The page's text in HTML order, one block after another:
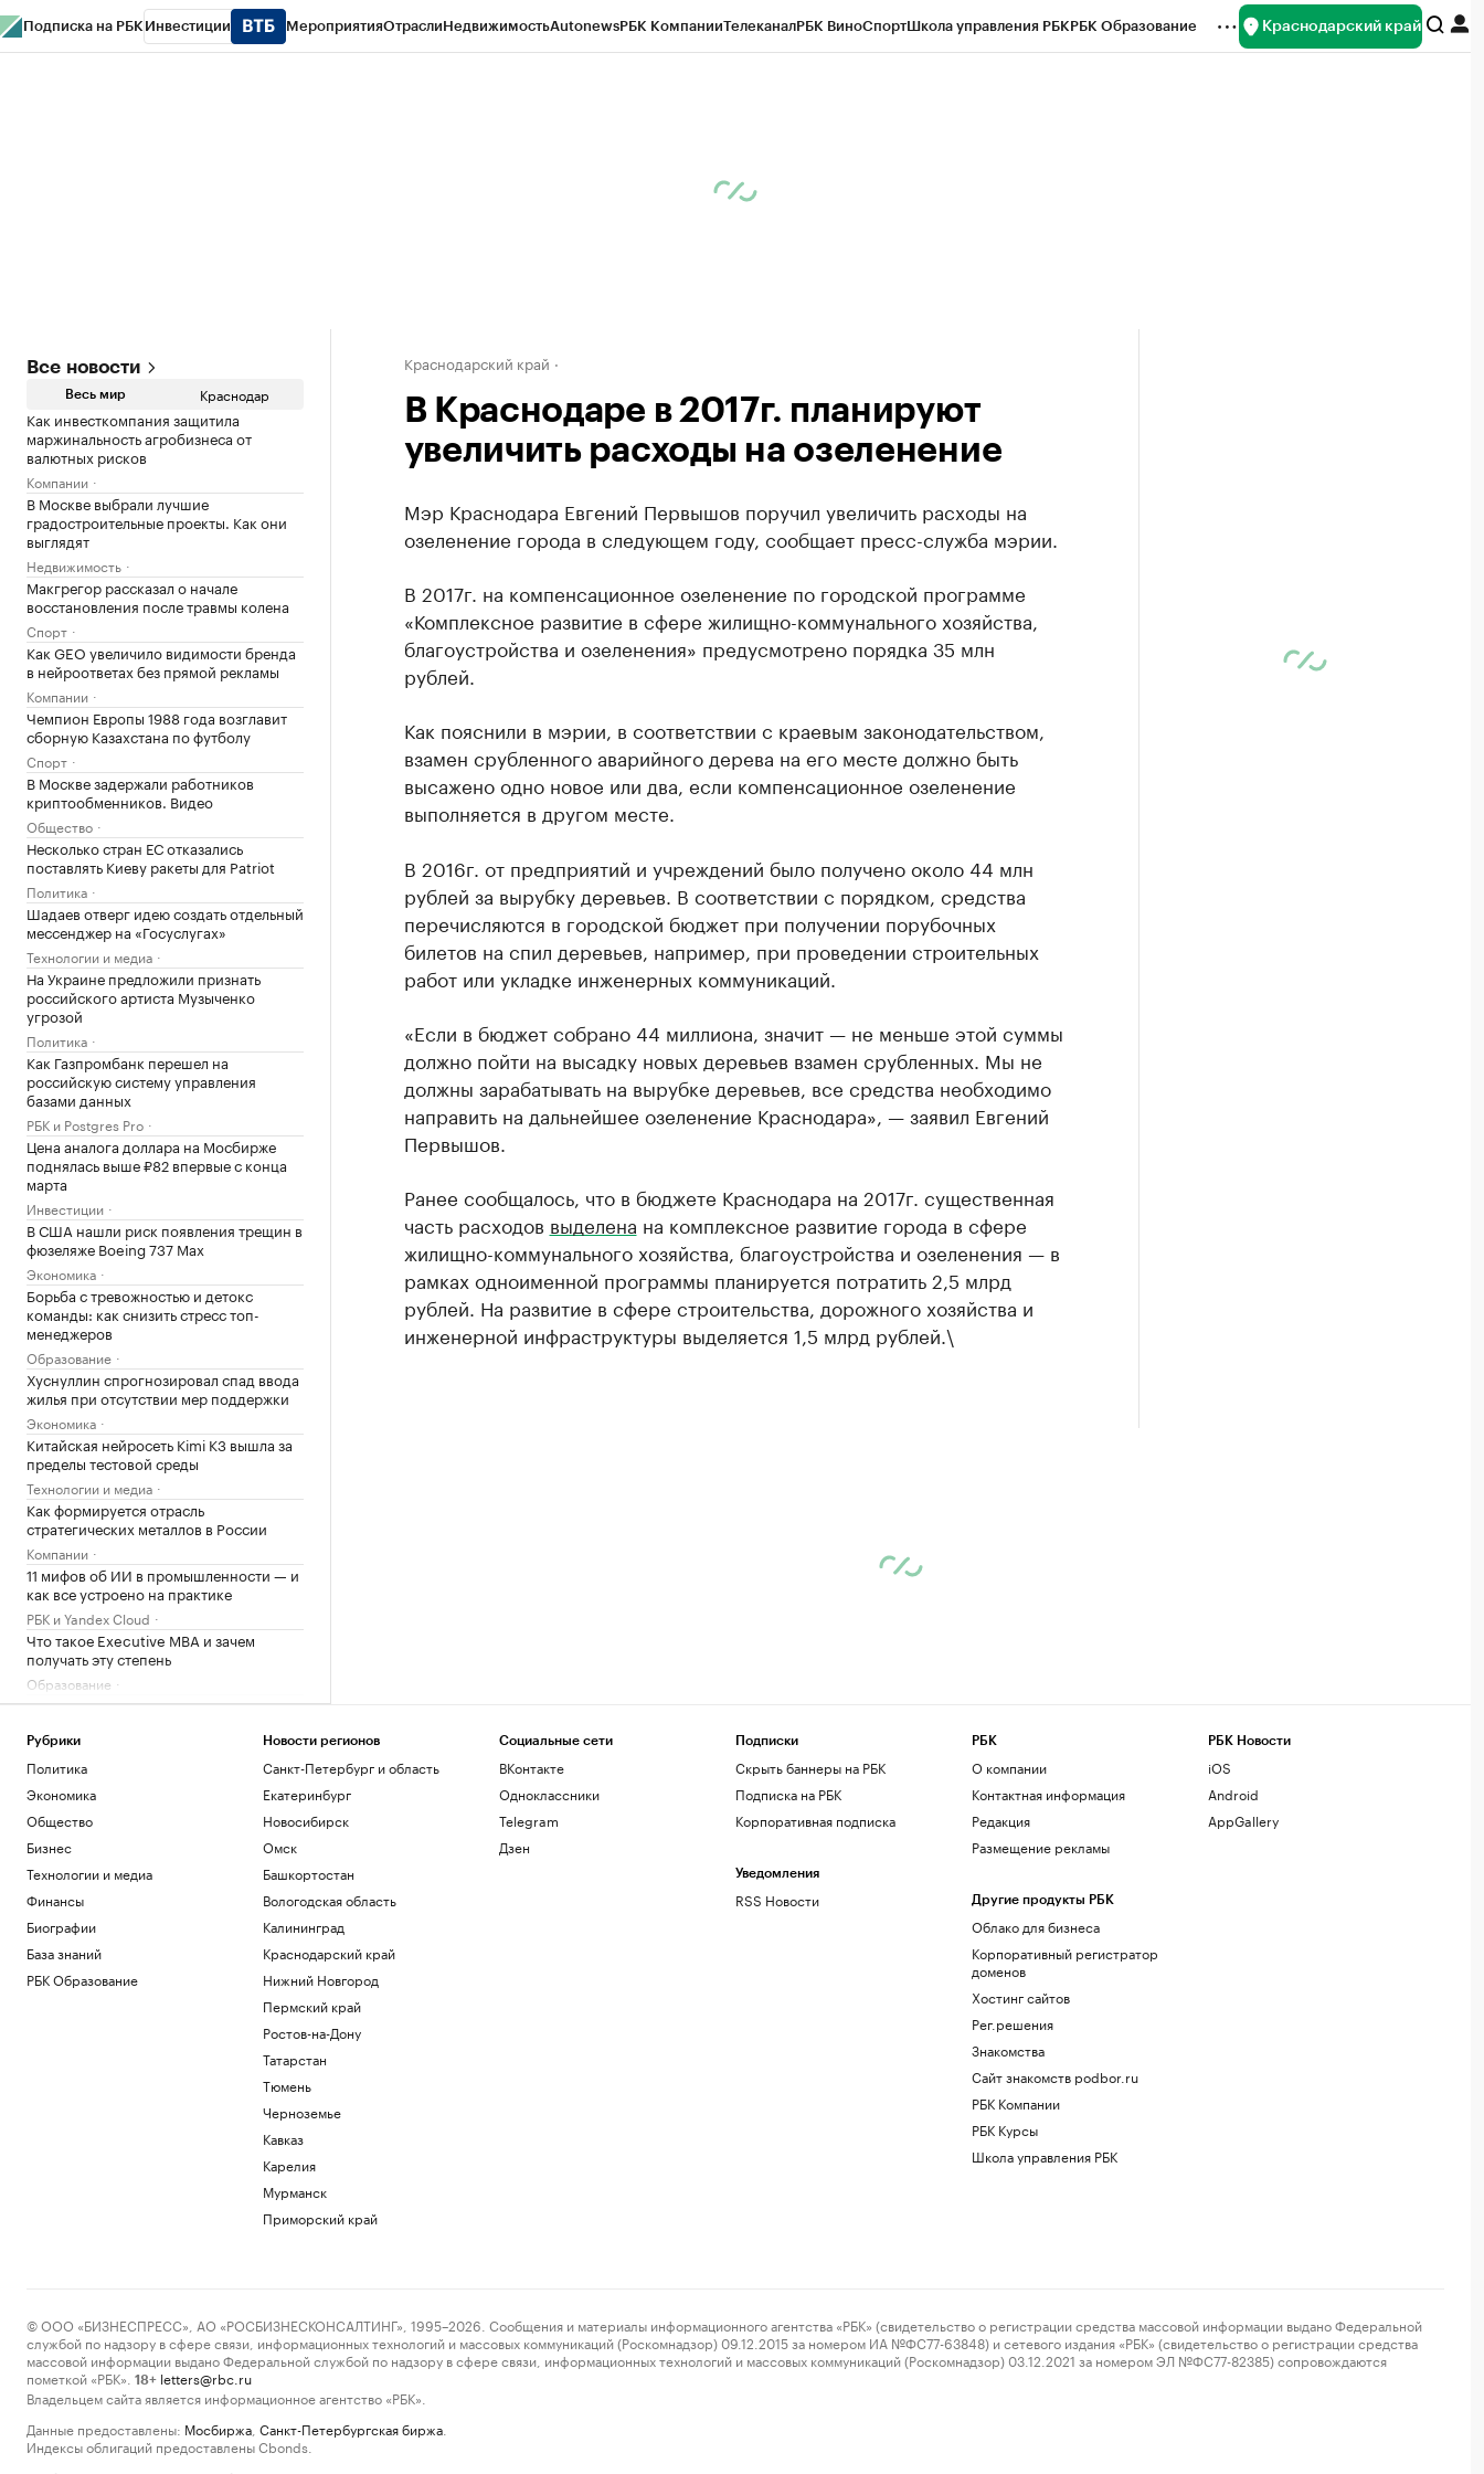
Подписка на РБК Инвестиции МероприятияОтраслиНедвижимостьAutonewsРБК КомпанииТелеканалРБК ВиноСпортШкола управления РБКРБК Образование Краснодарский край
Все новости
Весь мир Краснодар
Как инвесткомпания защитила
маржинальность агробизнеса от
валютных рисков
Компании
В Москве выбрали лучшие
градостроительные проекты. Как они
выглядят
Недвижимость
Макгрегор рассказал о начале
восстановления после травмы колена
Спорт
Как GEO увеличило видимости бренда
в нейроответах без прямой рекламы
Компании
Чемпион Европы 1988 года возглавит
сборную Казахстана по футболу
Спорт
В Москве задержали работников
криптообменников. Видео
Общество
Несколько стран ЕС отказались
поставлять Киеву ракеты для Patriot
Политика
Шадаев отверг идею создать отдельный
мессенджер на «Госуслугах»
Технологии и медиа
На Украине предложили признать
российского артиста Музыченко
угрозой
Политика
Как Газпромбанк перешел на
российскую систему управления
базами данных
РБК и Postgres Pro
Цена аналога доллара на Мосбирже
поднялась выше ₽82 впервые с конца
марта
Инвестиции
В США нашли риск появления трещин в
фюзеляже Boeing 737 Max
Экономика
Борьба с тревожностью и детокс
команды: как снизить стресс топ-
менеджеров
Образование
Хуснуллин спрогнозировал спад ввода
жилья при отсутствии мер поддержки
Экономика
Китайская нейросеть Kimi K3 вышла за
пределы тестовой среды
Технологии и медиа
Как формируется отрасль
стратегических металлов в России
Компании
11 мифов об ИИ в промышленности — и
как все устроено на практике
РБК и Yandex Cloud
Что такое Executive MBA и зачем
получать эту степень
Образование
Что известно об атаках БПЛА на
Политика
В Саудовской Аравии заподозрили
Иран в подготовке нападения
Политика
Краснодарский край
В Краснодаре в 2017г. планируют
увеличить расходы на озеленение
Мэр Краснодара Евгений Первышов поручил увеличить расходы на
озеленение города в следующем году, сообщает пресс-служба мэрии.
В 2017г. на компенсационное озеленение по городской программе
«Комплексное развитие в сфере жилищно-коммунального хозяйства,
благоустройства и озеленения» предусмотрено порядка 35 млн
рублей.
Как пояснили в мэрии, в соответствии с краевым законодательством,
взамен срубленного аварийного дерева на его месте должно быть
высажено одно новое или два, если компенсационное озеленение
выполняется в другом месте.
В 2016г. от предприятий и учреждений было получено около 44 млн
рублей за вырубку деревьев. В соответствии с порядком, средства
перечисляются в городской бюджет при получении порубочных
билетов на спил деревьев, например, при проведении строительных
работ или укладке инженерных коммуникаций.
«Если в бюджет собрано 44 миллиона, значит — не меньше этой суммы
должно пойти на высадку новых деревьев взамен срубленных. Мы не
должны зарабатывать на вырубке деревьев, все средства необходимо
направить на дальнейшее озеленение Краснодара», — заявил Евгений
Первышов.
Ранее сообщалось, что в бюджете Краснодара на 2017г. существенная
часть расходов выделена на комплексное развитие города в сфере
жилищно-коммунального хозяйства, благоустройства и озеленения — в
рамках одноименной программы планируется потратить 2,5 млрд
рублей. На развитие в сфере строительства, дорожного хозяйства и
инженерной инфраструктуры выделяется 1,5 млрд рублей.\
Рубрики
Политика
Экономика
Общество
Бизнес
Технологии и медиа
Финансы
Биографии
База знаний
РБК Образование
Новости регионов
Санкт-Петербург и область
Екатеринбург
Новосибирск
Омск
Башкортостан
Вологодская область
Калининград
Краснодарский край
Нижний Новгород
Пермский край
Ростов-на-Дону
Татарстан
Тюмень
Черноземье
Кавказ
Карелия
Мурманск
Приморский край
Социальные сети
ВКонтакте
Одноклассники
Telegram
Дзен
Подписки
Скрыть баннеры на РБК
Подписка на РБК
Корпоративная подписка
Уведомления
RSS Новости
РБК
О компании
Контактная информация
Редакция
Размещение рекламы
Другие продукты РБК
Облако для бизнеса
Корпоративный регистратор
доменов
Хостинг сайтов
Рег.решения
Знакомства
Сайт знакомств podbor.ru
РБК Компании
РБК Курсы
Школа управления РБК
РБК Новости
iOS
Android
AppGallery
© ООО «БИЗНЕСПРЕСС», АО «РОСБИЗНЕСКОНСАЛТИНГ», 1995–2026. Сообщения и материалы информационного агентства «РБК» (свидетельство о регистрации средства массовой информации выдано Федеральной
службой по надзору в сфере связи, информационных технологий и массовых коммуникаций (Роскомнадзор) 09.12.2015 за номером ИА №ФС77-63848) и сетевого издания «РБК» (свидетельство о регистрации средства
массовой информации выдано Федеральной службой по надзору в сфере связи, информационных технологий и массовых коммуникаций (Роскомнадзор) 03.12.2021 за номером ЭЛ №ФС77-82385) сопровождаются
пометкой «РБК».
18+ letters@rbc.ru
Владельцем сайта является информационное агентство «РБК».
Данные предоставлены: Мосбиржа Санкт-Петербургская биржа
Индексы облигаций предоставлены Cbonds.